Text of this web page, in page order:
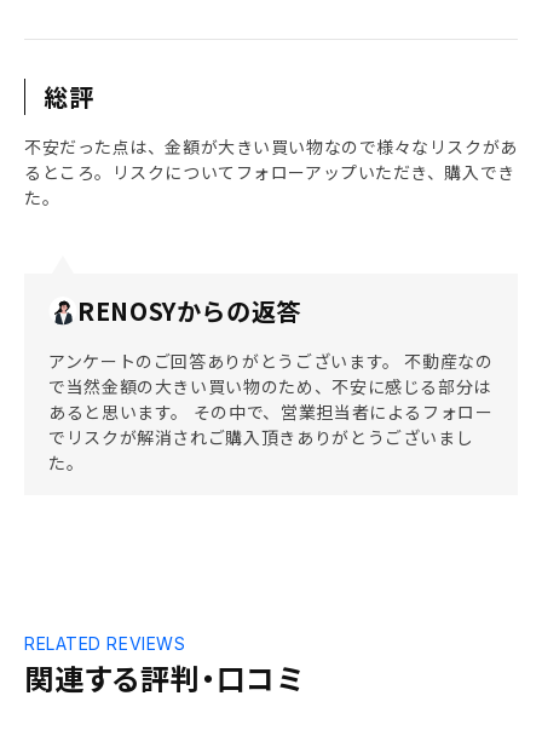
総評
不安だった点は、金額が大きい買い物なので様々なリスクがあ
るところ。リスクについてフォローアップいただき、購入でき
た。
RENOSYからの返答
アンケートのご回答ありがとうございます。 不動産なの
で当然金額の大きい買い物のため、不安に感じる部分は
あると思います。 その中で、営業担当者によるフォロー
でリスクが解消されご購入頂きありがとうございまし
た。
関連する評判・口コミ
RELATED REVIEWS